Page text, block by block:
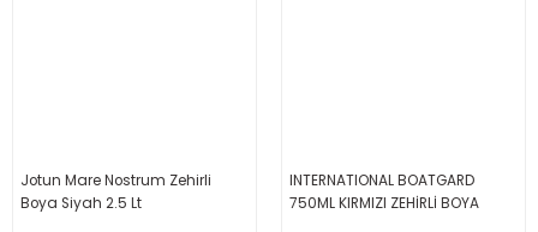
Jotun Mare Nostrum Zehirli
Boya Siyah 2.5 Lt
INTERNATIONAL BOATGARD
750ML KIRMIZI ZEHİRLİ BOYA